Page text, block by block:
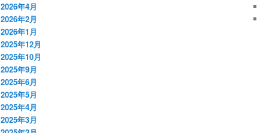
2026年4月
2026年2月
2026年1月
2025年12月
2025年10月
2025年9月
2025年6月
2025年5月
2025年4月
2025年3月